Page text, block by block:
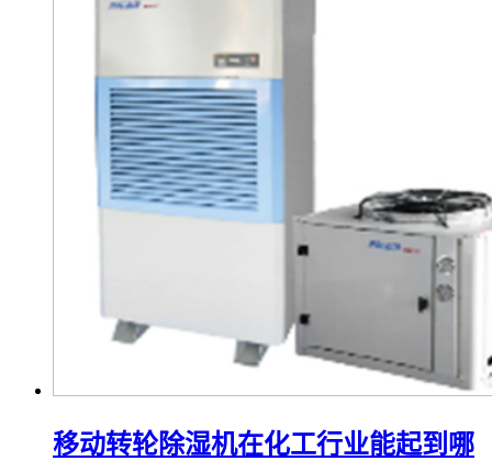
移动转轮除湿机在化工行业能起到哪